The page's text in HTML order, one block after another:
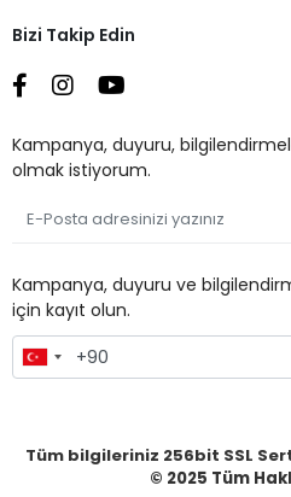
Bizi Takip Edin
Kampanya, duyuru,
olmak istiyorum.
Kampanya, duyuru ve
için kayıt olun.
Tüm bilgileriniz 256bit SSL
© 2025 Tüm